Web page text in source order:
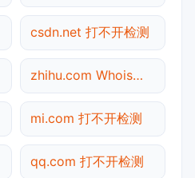
csdn.net 打不开检测
zhihu.com Whois查询
mi.com 打不开检测
qq.com 打不开检测